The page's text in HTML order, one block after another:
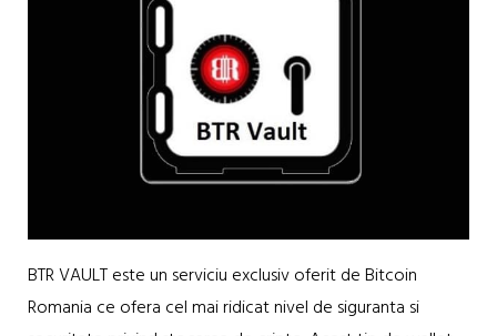
BTR VAULT este un serviciu exclusiv oferit de Bitcoin
Romania ce ofera cel mai ridicat nivel de siguranta si